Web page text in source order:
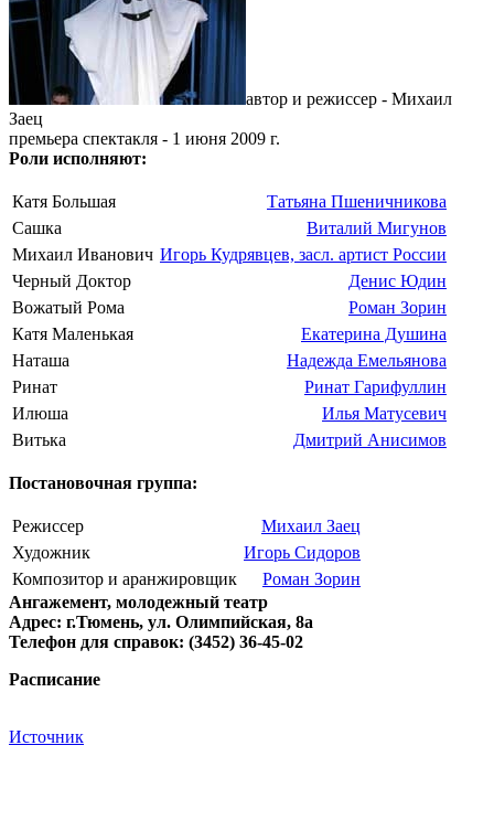
автор и режиссер - Михаил
Заец
премьера спектакля - 1 июня 2009 г.
Роли исполняют:
Катя Большая
Татьяна Пшеничникова
Сашка
Виталий Мигунов
Михаил Иванович Игорь Кудрявцев, засл. артист России
Черный Доктор
Денис Юдин
Вожатый Рома
Роман Зорин
Катя Маленькая
Екатерина Душина
Наташа
Надежда Емельянова
Ринат
Ринат Гарифуллин
Илюша
Илья Матусевич
Витька
Дмитрий Анисимов
Постановочная группа:
Режиссер
Михаил Заец
Художник
Игорь Сидоров
Композитор и аранжировщик
Роман Зорин
Ангажемент, молодежный театр
Адрес: г.Тюмень, ул. Олимпийская, 8а
Телефон для справок: (3452) 36-45-02
Расписание
Источник